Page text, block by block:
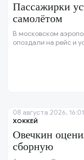
Пассажирки
самолётом
В московском
опоздали на рейс и
ХОККЕЙ
Овечкин
сборную
08 августа 2026, 16:01